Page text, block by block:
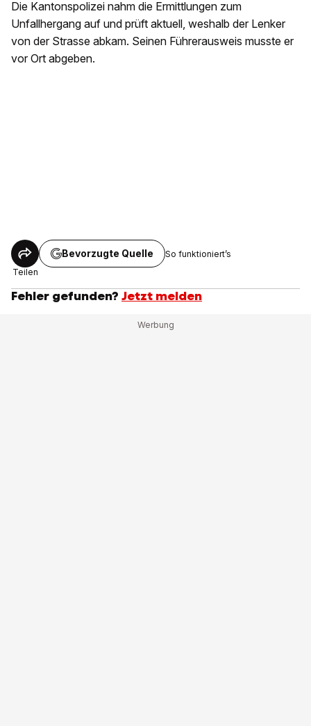
Die Kantonspolizei nahm die Ermittlungen zum
Unfallhergang auf und prüft aktuell, weshalb der Lenker
von der Strasse abkam. Seinen Führerausweis musste er
vor Ort abgeben.
Teilen
Bevorzugte Quelle So funktioniert’s
Fehler gefunden? Jetzt melden